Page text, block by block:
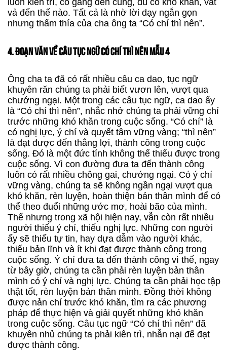
luôn kiên trì, cố gắng đến cùng, dù có khó khăn, vất
vả đến thế nào. Tất cả là nhờ lời dạy ngắn gọn
nhưng thấm thía của cha ông ta “Có chí thì nên”.
4. ĐOẠN VĂN VỀ CÂU TỤC NGỮ CÓ CHÍ THÌ NÊN MẪU 4
Ông cha ta đã có rất nhiều câu ca dao, tục ngữ
khuyên răn chúng ta phải biết vươn lên, vượt qua
chướng ngại. Một trong các câu tục ngữ, ca dao ấy
là “Có chí thì nên”, nhắc nhở chúng ta phải vững chí
trước những khó khăn trong cuộc sống. “Có chí” là
có nghị lực, ý chí và quyết tâm vững vàng; “thì nên”
là đạt được đến thắng lợi, thành công trong cuộc
sống. Đó là một đức tính không thể thiếu được trong
cuộc sống. Vì con đường đưa ta đến thành công
luôn có rất nhiều chông gai, chướng ngại. Có ý chí
vững vàng, chúng ta sẽ không ngần ngại vượt qua
khó khăn, rèn luyện, hoàn thiện bản thân mình để có
thể theo đuổi những ước mơ, hoài bão của mình.
Thế nhưng trong xã hội hiện nay, vẫn còn rất nhiều
người thiếu ý chí, thiếu nghị lực. Những con người
ấy sẽ thiếu tự tin, hay dựa dẫm vào người khác,
thiếu bản lĩnh và ít khi đạt được thành công trong
cuộc sống. Ý chí đưa ta đến thành công vì thế, ngay
từ bây giờ, chúng ta cần phải rèn luyện bản thân
mình có ý chí và nghị lực. Chúng ta cần phải học tập
thật tốt, rèn luyện bản thân mình. Đồng thời không
được nản chí trước khó khăn, tìm ra các phương
pháp để thực hiện và giải quyết những khó khăn
trong cuộc sống. Câu tục ngữ “Có chí thì nên” đã
khuyên nhủ chúng ta phải kiên trì, nhẫn nại để đạt
được thành công.